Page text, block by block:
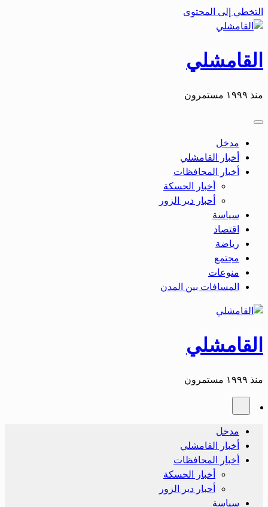
التخطي إلى المحتوى
القامشلي
منذ ١٩٩٩ مستمرون
مدخل
أخبار القامشلي
أخبار المحافظات
أخبار الحسكة
أحبار دير الزور
سياسة
اقتصاد
رياضة
مجتمع
منوعات
المسافات بين المدن
القامشلي
منذ ١٩٩٩ مستمرون
مدخل
أخبار القامشلي
أخبار المحافظات
أخبار الحسكة
أحبار دير الزور
سياسة